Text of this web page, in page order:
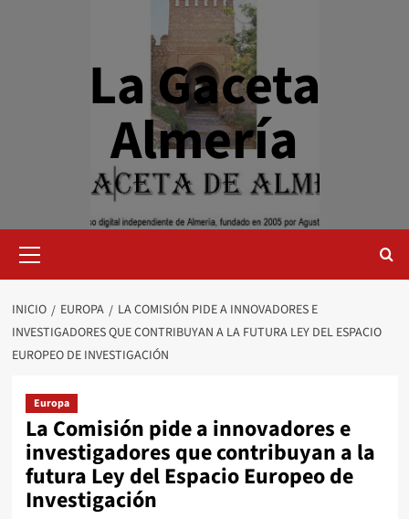
La Gaceta
Almería
primario
INICIO EUROPA
LA COMISIÓN PIDE A INNOVADORES E
INVESTIGADORES QUE CONTRIBUYAN A LA FUTURA LEY DEL ESPACIO
EUROPEO DE INVESTIGACIÓN
Europa
La Comisión pide a innovadores e
investigadores que contribuyan a la
futura Ley del Espacio Europeo de
Investigación